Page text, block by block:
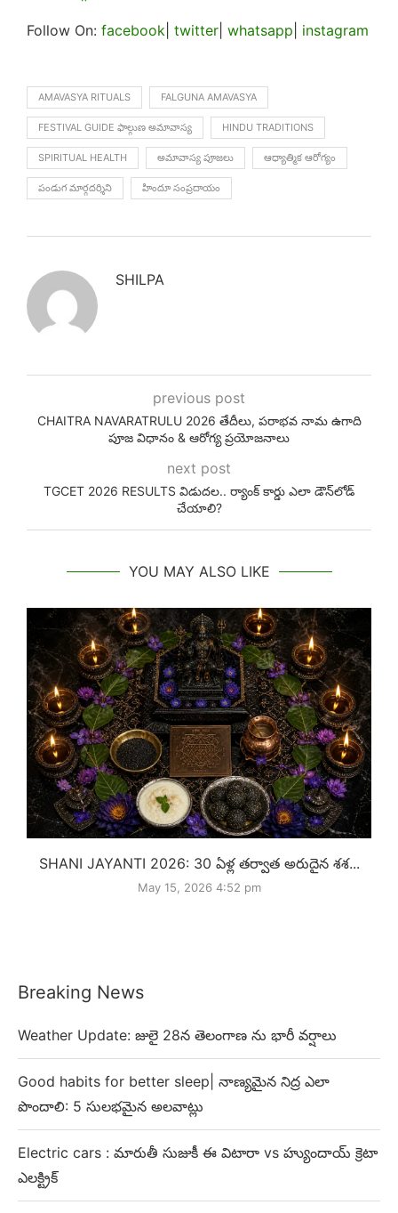
Follow On: facebook twitter whatsapp instagram
AMAVASYA RITUALS FALGUNA AMAVASYA
FESTIVAL GUIDE ఫాల్గుణ అమావాస్య HINDU TRADITIONS
SPIRITUAL HEALTH అమావాస్య పూజలు ఆధ్యాత్మిక ఆరోగ్యం
పండుగ మార్గదర్శిని హిందూ సంప్రదాయం
SHILPA
previous post
CHAITRA NAVARATRULU 2026 తేదీలు, పరాభవ నామ ఉగాది
పూజ విధానం & ఆరోగ్య ప్రయోజనాలు
next post
TGCET 2026 RESULTS విడుదల.. ర్యాంక్ కార్డు ఎలా డౌన్‌లోడ్
చేయాలి?
YOU MAY ALSO LIKE
SHANI JAYANTI 2026: 30 ఏళ్ల తర్వాత అరుదైన శశ...
May 15, 2026 4:52 pm
Breaking News
Weather Update: జులై 28న తెలంగాణ ను భారీ వర్షాలు
Good habits for better sleep| నాణ్యమైన నిద్ర ఎలా
పొందాలి: 5 సులభమైన అలవాట్లు
Electric cars : మారుతీ సుజుకీ ఈ విటారా vs హ్యుందాయ్ క్రెటా
ఎలక్ట్రిక్